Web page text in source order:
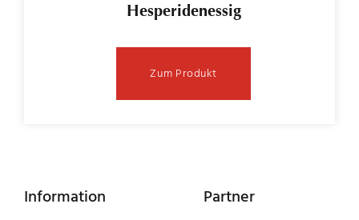
Hesperidenessig
Zum Produkt
Information Partner